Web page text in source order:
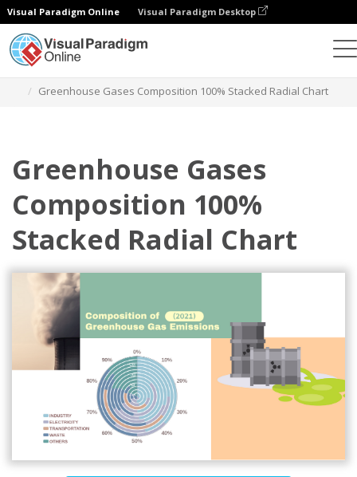
Visual Paradigm Online Visual Paradigm Desktop
Greenhouse Gases Composition 100% Stacked Radial Chart
Greenhouse Gases
Composition 100%
Stacked Radial Chart